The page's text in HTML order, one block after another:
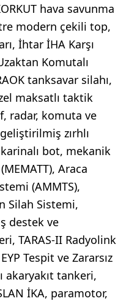
hava savunma
modern çekili top,
İhtar İHA Karşı
Komutalı
tanksavar silahı,
maksatlı taktik
radar, komuta ve
zırhlı
karinalı bot, mekanik
Araca
(AMMTS),
Silah Sistemi,
destek ve
TARAS-II Radyolink
Tespit ve Zararsız
akaryakıt tankeri,
İKA, paramotor,